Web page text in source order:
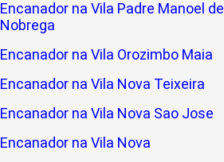
Encanador na Vila Padre Manoel de
Nobrega
Encanador na Vila Orozimbo Maia
Encanador na Vila Nova Teixeira
Encanador na Vila Nova Sao Jose
Encanador na Vila Nova